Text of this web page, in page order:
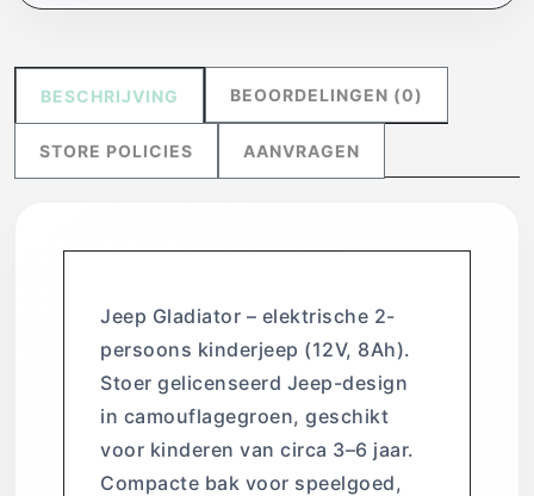
BESCHRIJVING BEOORDELINGEN (0)
STORE POLICIES AANVRAGEN
Jeep Gladiator – elektrische 2-
persoons kinderjeep (12V, 8Ah).
Stoer gelicenseerd Jeep-design
in camouflagegroen, geschikt
voor kinderen van circa 3–6 jaar.
Compacte bak voor speelgoed,